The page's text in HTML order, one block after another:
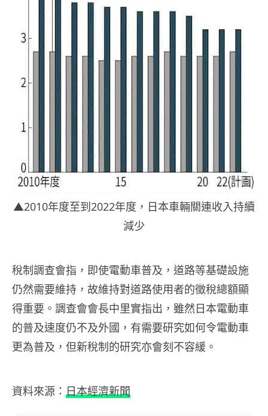
▲2010年度至到2022年度，日本車輛關連收入持續
減少
稅制調查會指，即使電動車普及，道路等基礎設施
仍然需要維持，故維持對道路使用者的徵稅總額顯
得重要。調查會會長中里實指出，雖然日本電動車
的普及速度仍不及外國，有需要研究如何令電動車
更為普及，但新稅制的研究亦會刻不容緩。
資料來源： 日本經濟新聞